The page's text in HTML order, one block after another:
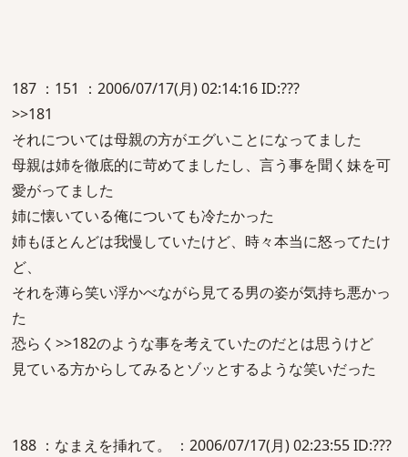
187 ：151 ：2006/07/17(月) 02:14:16 ID:???
>>181
それについては母親の方がエグいことになってました
母親は姉を徹底的に苛めてましたし、言う事を聞く妹を可
愛がってました
姉に懐いている俺についても冷たかった
姉もほとんどは我慢していたけど、時々本当に怒ってたけ
ど、
それを薄ら笑い浮かべながら見てる男の姿が気持ち悪かっ
た
恐らく>>182のような事を考えていたのだとは思うけど
見ている方からしてみるとゾッとするような笑いだった
188 ：なまえを挿れて。 ：2006/07/17(月) 02:23:55 ID:???